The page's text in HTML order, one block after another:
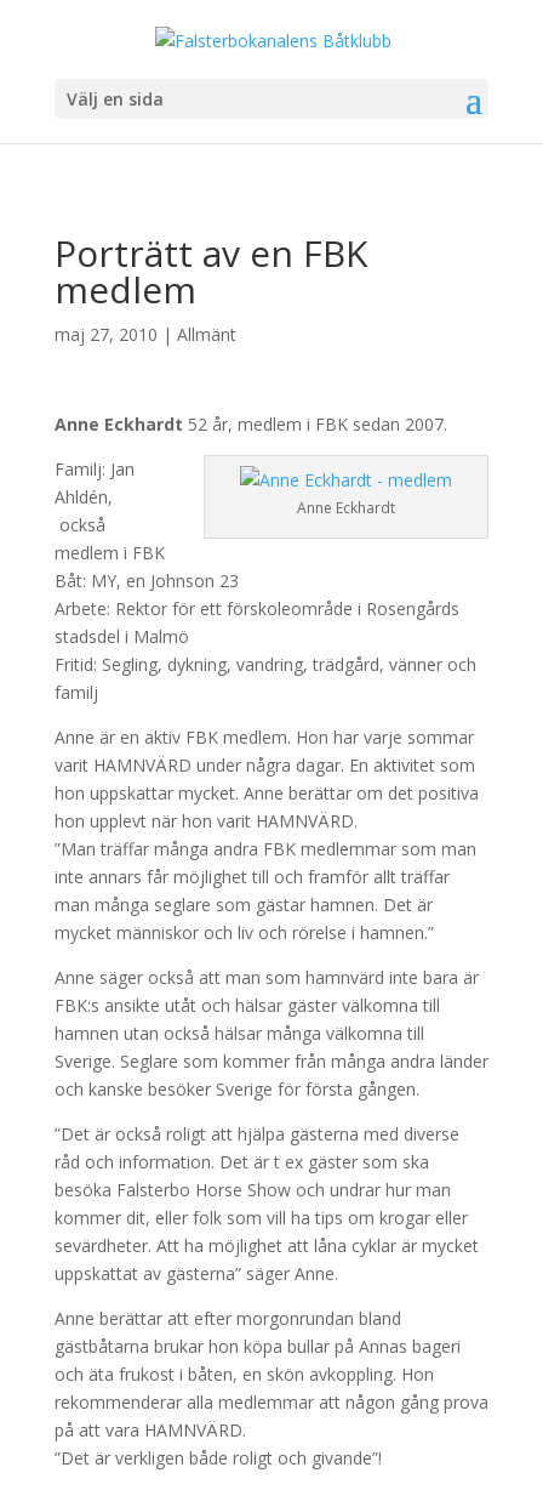
Välj en sida
Porträtt av en FBK
medlem
maj 27, 2010 | Allmänt
Anne Eckhardt 52 år, medlem i FBK sedan 2007.
Anne Eckhardt
Familj: Jan
Ahldén,
också
medlem i FBK
Båt: MY, en Johnson 23
Arbete: Rektor för ett förskoleområde i Rosengårds
stadsdel i Malmö
Fritid: Segling, dykning, vandring, trädgård, vänner och
familj
Anne är en aktiv FBK medlem. Hon har varje sommar
varit HAMNVÄRD under några dagar. En aktivitet som
hon uppskattar mycket. Anne berättar om det positiva
hon upplevt när hon varit HAMNVÄRD.
”Man träffar många andra FBK medlemmar som man
inte annars får möjlighet till och framför allt träffar
man många seglare som gästar hamnen. Det är
mycket människor och liv och rörelse i hamnen.”
Anne säger också att man som hamnvärd inte bara är
FBK:s ansikte utåt och hälsar gäster välkomna till
hamnen utan också hälsar många välkomna till
Sverige. Seglare som kommer från många andra länder
och kanske besöker Sverige för första gången.
”Det är också roligt att hjälpa gästerna med diverse
råd och information. Det är t ex gäster som ska
besöka Falsterbo Horse Show och undrar hur man
kommer dit, eller folk som vill ha tips om krogar eller
sevärdheter. Att ha möjlighet att låna cyklar är mycket
uppskattat av gästerna” säger Anne.
Anne berättar att efter morgonrundan bland
gästbåtarna brukar hon köpa bullar på Annas bageri
och äta frukost i båten, en skön avkoppling. Hon
rekommenderar alla medlemmar att någon gång prova
på att vara HAMNVÄRD.
”Det är verkligen både roligt och givande”!